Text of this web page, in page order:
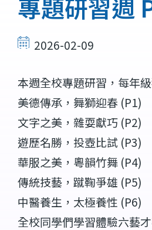
專題研習週
2026-02-09
本週全校專題研習，每年
美德傳承，舞獅迎春 (P1)
文字之美，雜耍獻巧 (P2)
遊歷名勝，投壺比試 (P3)
華服之美，粵韻竹舞 (P4)
傳統技藝，蹴鞠爭雄 (P5)
中醫養生，太極養性 (P6)
全校同學們學習體驗六藝